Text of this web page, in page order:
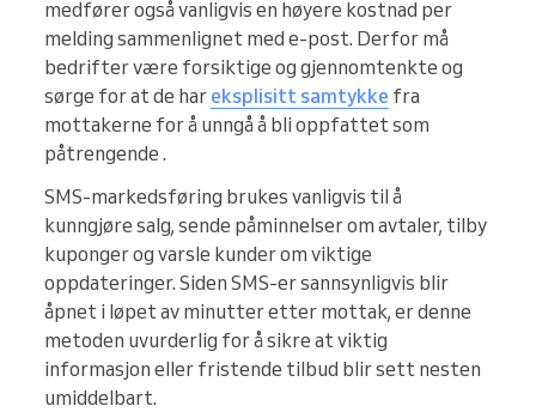
medfører også vanligvis en høyere kostnad per
melding sammenlignet med e-post. Derfor må
bedrifter være forsiktige og gjennomtenkte og
sørge for at de har eksplisitt samtykke fra
mottakerne for å unngå å bli oppfattet som
påtrengende .
SMS-markedsføring brukes vanligvis til å
kunngjøre salg, sende påminnelser om avtaler, tilby
kuponger og varsle kunder om viktige
oppdateringer. Siden SMS-er sannsynligvis blir
åpnet i løpet av minutter etter mottak, er denne
metoden uvurderlig for å sikre at viktig
informasjon eller fristende tilbud blir sett nesten
umiddelbart.